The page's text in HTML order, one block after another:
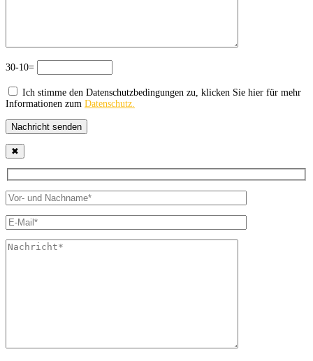
30-10=
Ich stimme den Datenschutzbedingungen zu, klicken Sie hier für mehr
Informationen zum Datenschutz.
Nachricht senden
✖